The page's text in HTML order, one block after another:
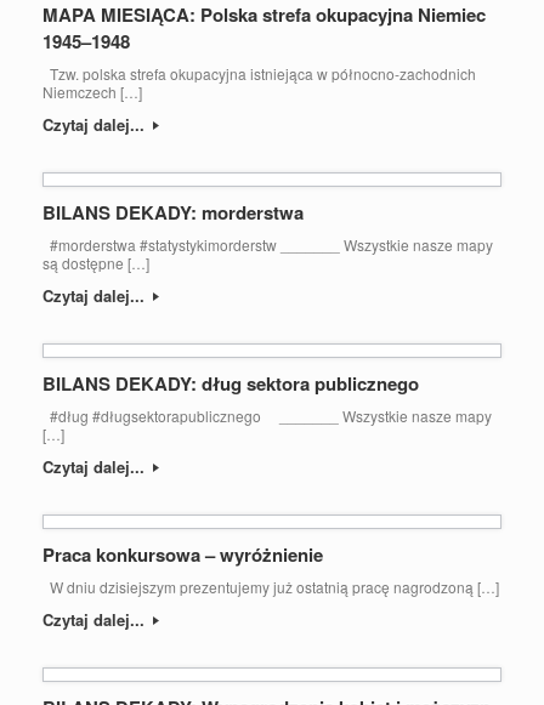
MAPA MIESIĄCA: Polska strefa okupacyjna Niemiec
1945–1948
Tzw. polska strefa okupacyjna istniejąca w północno-zachodnich
Niemczech […]
Czytaj dalej...
BILANS DEKADY: morderstwa
#morderstwa #statystykimorderstw _______ Wszystkie nasze mapy
są dostępne […]
Czytaj dalej...
BILANS DEKADY: dług sektora publicznego
#dług #długsektorapublicznego _______ Wszystkie nasze mapy
[…]
Czytaj dalej...
Praca konkursowa – wyróżnienie
W dniu dzisiejszym prezentujemy już ostatnią pracę nagrodzoną […]
Czytaj dalej...